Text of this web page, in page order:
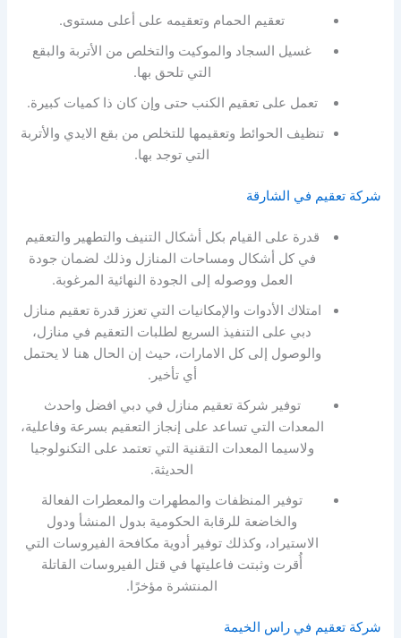
تعقيم الحمام وتعقيمه على أعلى مستوى.
غسيل السجاد والموكيت والتخلص من الأتربة والبقع
التي تلحق بها.
تعمل على تعقيم الكنب حتى وإن كان ذا كميات كبيرة.
تنظيف الحوائط وتعقيمها للتخلص من بقع الايدي والأتربة
التي توجد بها.
شركة تعقيم في الشارقة
قدرة على القيام بكل أشكال التنيف والتطهير والتعقيم
في كل أشكال ومساحات المنازل وذلك لضمان جودة
العمل ووصوله إلى الجودة النهائية المرغوبة.
امتلاك الأدوات والإمكانيات التي تعزز قدرة تعقيم منازل
دبي على التنفيذ السريع لطلبات التعقيم في منازل،
والوصول إلى كل الامارات، حيث إن الحال هنا لا يحتمل
أي تأخير.
توفير شركة تعقيم منازل في دبي افضل واحدث
المعدات التي تساعد على إنجاز التعقيم بسرعة وفاعلية،
ولاسيما المعدات التقنية التي تعتمد على التكنولوجيا
الحديثة.
توفير المنظفات والمطهرات والمعطرات الفعالة
والخاضعة للرقابة الحكومية بدول المنشأ ودول
الاستيراد، وكذلك توفير أدوية مكافحة الفيروسات التي
أُقرت وثبتت فاعليتها في قتل الفيروسات القاتلة
المنتشرة مؤخرًا.
شركة تعقيم في راس الخيمة